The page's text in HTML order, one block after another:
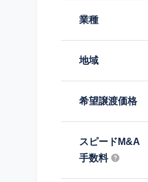
業種
地域
希望譲渡価格
スピードM&A
手数料